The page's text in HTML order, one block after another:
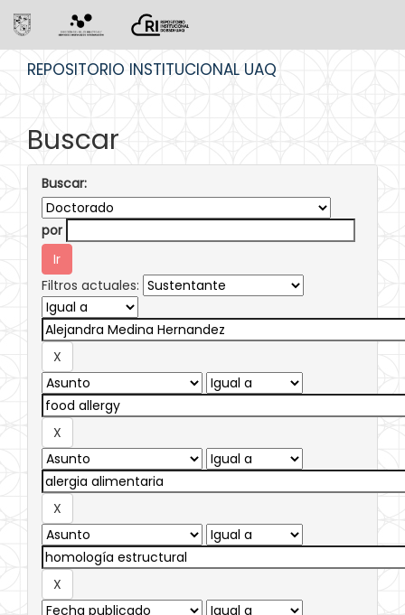
REPOSITORIO INSTITUCIONAL UAQ
Buscar
Buscar:
por
Filtros actuales: